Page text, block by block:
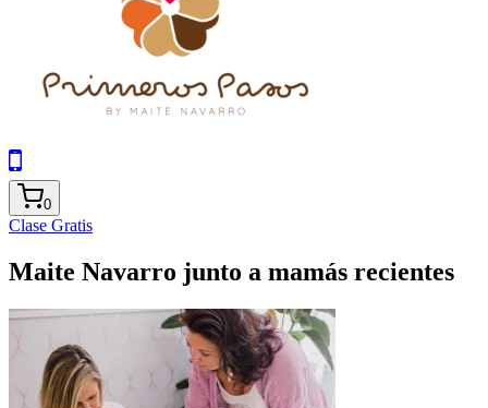
0
Clase Gratis
Maite Navarro junto a mamás recientes